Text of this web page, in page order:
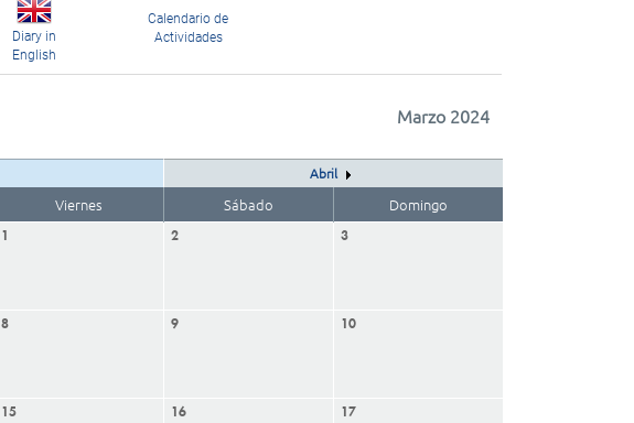
Diary in
English
Calendario de
Actividades
Marzo 2024
Abril
Viernes Sábado Domingo
1 2 3
8 9 10
15 16 17